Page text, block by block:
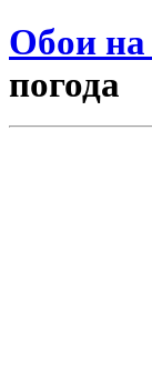
Обои на
погода